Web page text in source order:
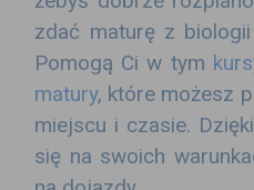
zdać maturę z
Pomogą Ci w tym
matury, które możesz
miejscu i czasie.
się na swoich